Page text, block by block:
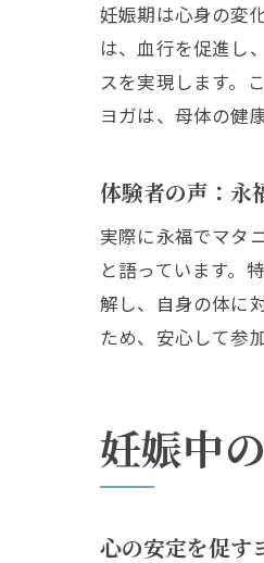
妊娠期は心身の変
は、血行を促進し
スを実現します。
ヨガは、母体の健
体験者の声：永
実際に永福でマタ
と語っています。
解し、自身の体に
ため、安心して参
妊娠中
心の安定を促す